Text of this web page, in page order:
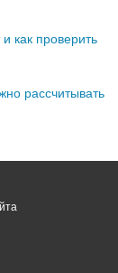
как проверить
рассчитывать